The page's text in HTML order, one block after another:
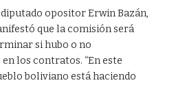
opositor Erwin Bazán,
que la comisión será
si hubo o no
los contratos. “En este
boliviano está haciendo